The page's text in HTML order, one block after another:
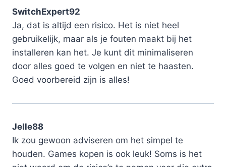
SwitchExpert92
Ja, dat is altijd een risico. Het is niet heel
gebruikelijk, maar als je fouten maakt bij het
installeren kan het. Je kunt dit minimaliseren
door alles goed te volgen en niet te haasten.
Goed voorbereid zijn is alles!
Jelle88
Ik zou gewoon adviseren om het simpel te
houden. Games kopen is ook leuk! Soms is het